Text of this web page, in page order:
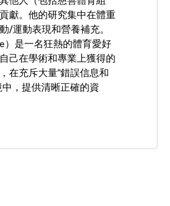
獻。他的研究集中在體重
/運動表現和營養補充。
）是一名狂熱的體育愛好
己在學術和專業上獲得的
在充斥大量“錯誤信息和
中，提供清晰正確的資